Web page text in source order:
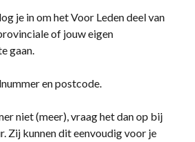
je in om het Voor Leden deel van
of jouw eigen
gaan.
en postcode.
niet (meer), vraag het dan op bij
Zij kunnen dit eenvoudig voor je